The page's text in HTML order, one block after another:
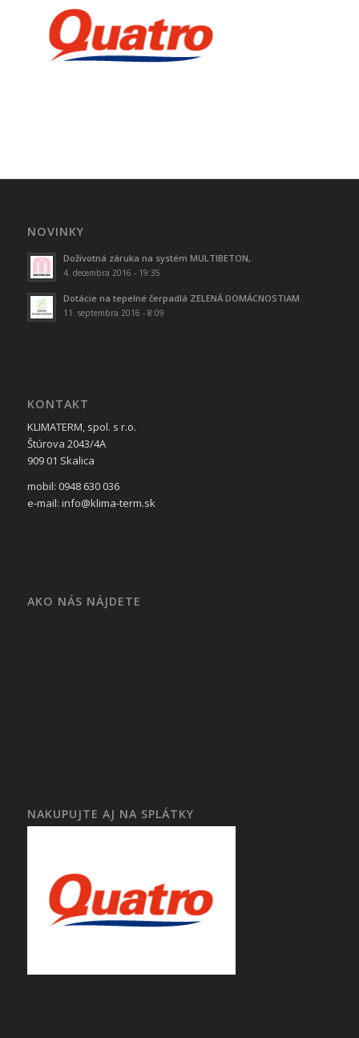
NOVINKY
Doživotná záruka na systém MULTIBETON,
4. decembra 2016 - 19:35
Dotácie na tepelné čerpadlá ZELENÁ DOMÁCNOSTIAM
11. septembra 2016 - 8:09
KONTAKT
KLIMATERM, spol. s r.o.
Štúrova 2043/4A
909 01 Skalica
mobil: 0948 630 036
e-mail: info@klima-term.sk
AKO NÁS NÁJDETE
NAKUPUJTE AJ NA SPLÁTKY